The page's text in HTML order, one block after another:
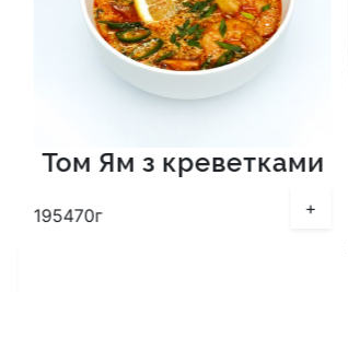
Том Ям з креветками
195470г +